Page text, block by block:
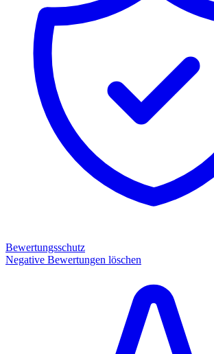
Bewertungsschutz
Negative Bewertungen löschen